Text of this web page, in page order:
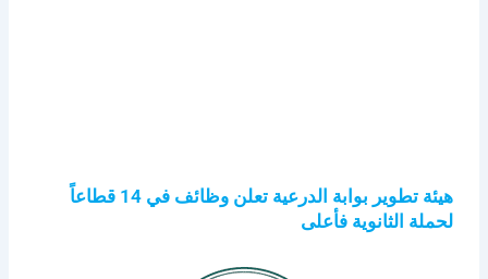
هيئة تطوير بوابة الدرعية تعلن وظائف في 14 قطاعاً
لحملة الثانوية فأعلى